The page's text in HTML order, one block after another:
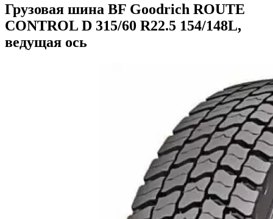
Грузовая шина BF Goodrich ROUTE
CONTROL D 315/60 R22.5 154/148L,
ведущая ось